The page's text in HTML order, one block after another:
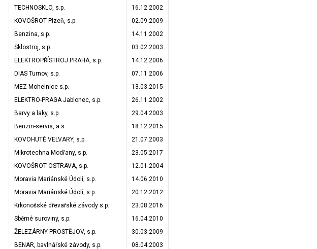
TECHNOSKLO, s.p.
16.12.2002
KOVOŠROT Plzeň, s.p.
02.09.2009
Benzina, s.p.
14.11.2002
Sklostroj, s.p.
03.02.2003
ELEKTROPŘÍSTROJ PRAHA, s.p.
14.12.2006
DIAS Turnov, s.p.
07.11.2006
MEZ Mohelnice s.p.
13.03.2015
ELEKTRO-PRAGA Jablonec, s.p.
26.11.2002
Barvy a laky, s.p.
29.04.2003
Benzin-servis, a.s.
18.12.2015
KOVOHUTĚ VELVARY, s.p.
21.07.2003
Mikrotechna Modřany, s.p.
23.05.2017
KOVOŠROT OSTRAVA, s.p.
12.01.2004
Moravia Mariánské Údolí, s.p.
14.06.2010
Moravia Mariánské Údolí, s.p.
20.12.2012
Krkonošské dřevařské závody s.p.
23.08.2016
Sběrné suroviny, s.p.
16.04.2010
ŽELEZÁRNY PROSTĚJOV, s.p.
30.03.2009
BENAR, bavlnářské závody, s.p.
08.04.2003